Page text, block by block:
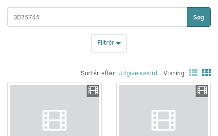
Søg
Filtrér
Sortér efter: Udgivelsestid Visning: